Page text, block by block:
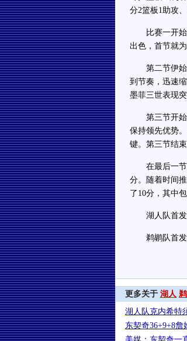
分2篮板1助攻
比赛一开始
出色，首节就
第二节伊始
到节奏，迅速
墨菲三世表现
第三节开始
保持领先优势
键。第三节结
在最后一节
分。随着时间
了10分，其中
湖人队首发
鹈鹕队首发
更多关于 湖人
湖人队克内希特
东契奇36+9+8詹